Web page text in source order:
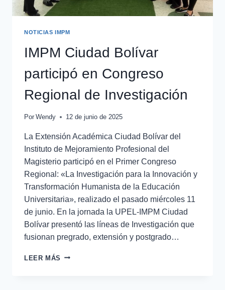
NOTICIAS IMPM
IMPM Ciudad Bolívar
participó en Congreso
Regional de Investigación
Por Wendy 12 de junio de 2025
La Extensión Académica Ciudad Bolívar del
Instituto de Mejoramiento Profesional del
Magisterio participó en el Primer Congreso
Regional: «La Investigación para la Innovación y
Transformación Humanista de la Educación
Universitaria», realizado el pasado miércoles 11
de junio. En la jornada la UPEL-IMPM Ciudad
Bolívar presentó las líneas de Investigación que
fusionan pregrado, extensión y postgrado…
LEER MÁS